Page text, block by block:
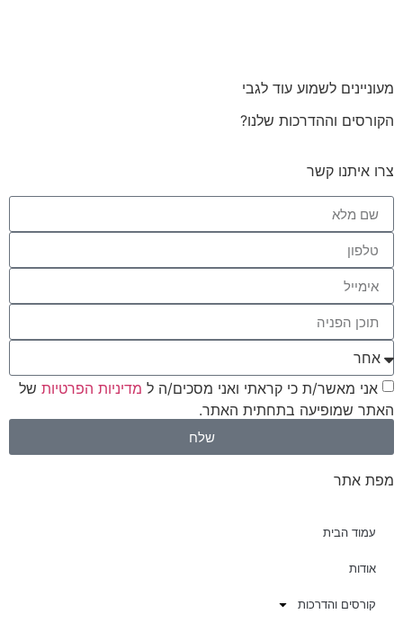
מעוניינים לשמוע עוד לגבי
הקורסים וההדרכות שלנו?
צרו איתנו קשר
אני מאשר/ת כי קראתי ואני מסכים/ה ל מדיניות הפרטיות של
האתר שמופיעה בתחתית האתר.
שלח
מפת אתר
עמוד הבית
אודות
קורסים והדרכות